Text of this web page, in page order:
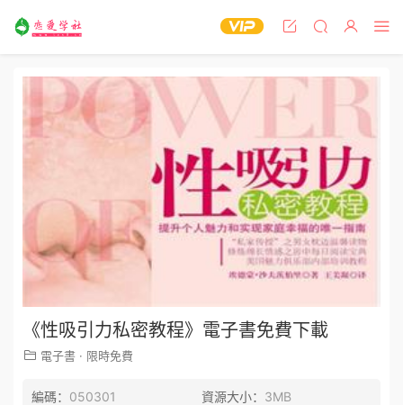
《性吸引力私密教程》電子書免費下載
電子書 · 限時免費
編碼： 050301 資源大小： 3MB